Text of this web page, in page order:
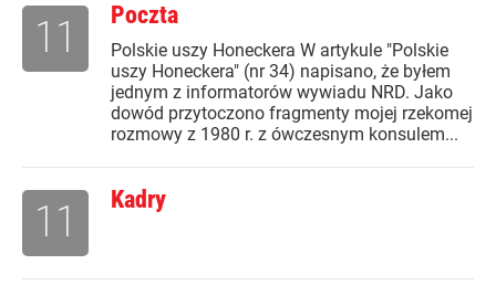
Poczta
Polskie uszy Honeckera W artykule "Polskie
uszy Honeckera" (nr 34) napisano, że byłem
jednym z informatorów wywiadu NRD. Jako
dowód przytoczono fragmenty mojej rzekomej
rozmowy z 1980 r. z ówczesnym konsulem...
11
Kadry
11